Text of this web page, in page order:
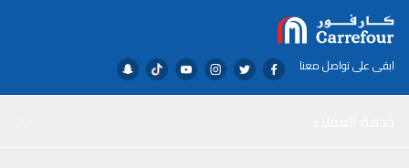
ابقى على تواصل معنا